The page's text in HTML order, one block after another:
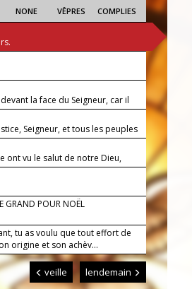
NONE VÊPRES COMPLIES
la face du Seigneur, car il
Seigneur, et tous les peuples
ont vu le salut de notre Dieu,
GRAND POUR NOËL
tu as voulu que tout effort de
origine et son achèv...
veille lendemain